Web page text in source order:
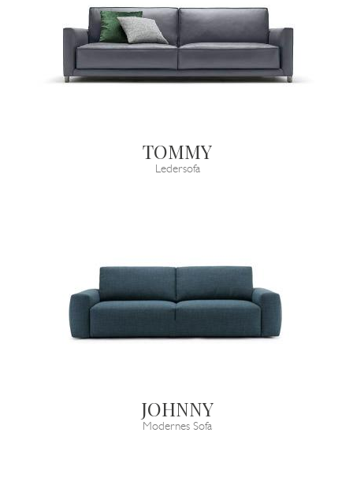
TOMMY
Ledersofa
JOHNNY
Modernes Sofa